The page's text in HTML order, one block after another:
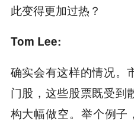
此变得更加过热？
Tom Lee:
确实会有这样的情况。
门股，这些股票既受到
构大幅做空。举个例子，